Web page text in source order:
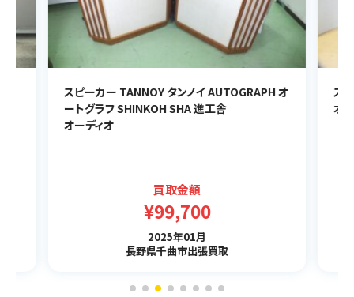
スピーカー TANNOY タンノイ AUTOGRAPH オ
ートグラフ SHINKOH SHA 進工舎
オーディオ
買取金額
¥99,700
2025年01月
長野県千曲市出張買取
ス
オ